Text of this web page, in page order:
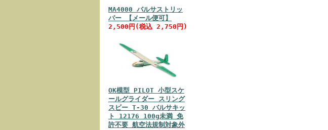
MA4000 バルサストリッ
パー 【メール便可】
2,500円(税込 2,750円)
OK模型 PILOT 小型スケ
ールグライダー スリング
スビー T-30 バルサキッ
ト 12176 100g未満 免
許不要 航空法規制対象外